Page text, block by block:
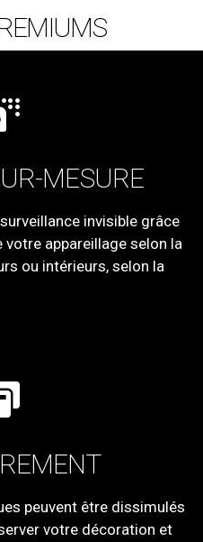
MESURE
invisible grâce
votre appareillage selon la
ou intérieurs, selon la
peuvent être dissimulés
votre décoration et